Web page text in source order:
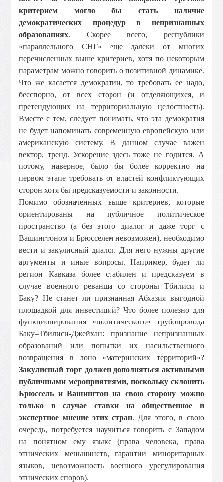
критерием могло бы стать наличие
демократических процедур в непризнанных
образованиях. Скорее всего, республики
«параллельного СНГ» еще далеки от многих
перечисленных выше критериев, хотя по некоторым
параметрам можно говорить о позитивной динамике.
Что же касается демократии, то требовать ее надо,
бесспорно, от всех сторон (и отделяющихся, и
претендующих на территориальную целостность).
Вместе с тем, следует понимать, что эта демократия
не будет напоминать современную европейскую или
американскую систему. В данном случае важен
вектор, тренд. Ускорение здесь тоже не годится. А
потому, наверное, было бы более корректно на
первом этапе требовать от властей конфликтующих
сторон хотя бы предсказуемости и законности.
Помимо обозначенных выше критериев, которые
ориентированы на публичное политическое
пространство (а без этого диалог и даже торг с
Вашингтоном и Брюсселем невозможен), необходимо
вести и закулисный диалог. Для него нужны другие
аргументы и иные вопросы. Например, будет ли
регион Кавказа более стабилен и предсказуем в
случае военного реванша со стороны Тбилиси и
Баку? Не станет ли признанная Абхазия выгодной
площадкой для инвестиций? Что более полезно для
функционирования «политического» трубопровода
Баку–Тбилиси-Джейхан: признание непризнанных
образований или попытки их насильственного
возвращения в лоно «материнских территорий»?
Закулисный торг должен дополняться активными
публичными мероприятиями, поскольку склонить
Брюссель и Вашингтон на свою сторону можно
только в случае ставки на общественное и
экспертное мнение этих стран. Для этого, в свою
очередь, потребуется научиться говорить с Западом
на понятном ему языке (права человека, права
этнических меньшинств, гарантии миноритарных
языков, невозможность военного урегулирования
этнических споров).